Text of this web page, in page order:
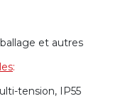
et autres
:
tension, IP55